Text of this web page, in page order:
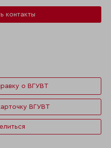
контакты
о ВГУВТ
ВГУВТ